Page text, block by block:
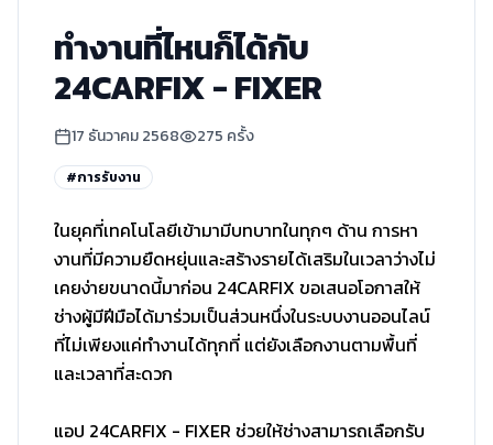
ทำงานที่ไหนก็ได้กับ
24CARFIX - FIXER
17 ธันวาคม 2568 275 ครั้ง
#การรับงาน
ในยุคที่เทคโนโลยีเข้ามามีบทบาทในทุกๆ ด้าน การหา
งานที่มีความยืดหยุ่นและสร้างรายได้เสริมในเวลาว่างไม่
เคยง่ายขนาดนี้มาก่อน 24CARFIX ขอเสนอโอกาสให้
ช่างผู้มีฝีมือได้มาร่วมเป็นส่วนหนึ่งในระบบงานออนไลน์
ที่ไม่เพียงแค่ทำงานได้ทุกที่ แต่ยังเลือกงานตามพื้นที่
และเวลาที่สะดวก
แอป 24CARFIX - FIXER ช่วยให้ช่างสามารถเลือกรับ